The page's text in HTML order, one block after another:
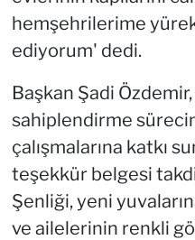
hemşehrilerime
ediyorum' dedi.
Başkan Şadi
sahiplendirme
çalışmalarına katkı
teşekkür belgesi
Şenliği, yeni
ve ailelerinin renkli